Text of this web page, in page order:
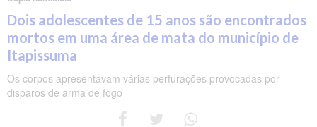
Dois adolescentes de 15 anos são encontrados
mortos em uma área de mata do município de
Itapissuma
Os corpos apresentavam várias perfurações provocadas por
disparos de arma de fogo